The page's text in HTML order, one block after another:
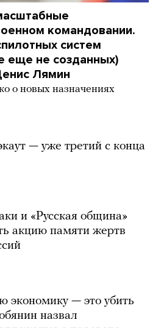
командовании.
систем
еще не созданных)
Лямин
о новых назначениях
— уже третий с конца
и «Русская община»
акцию памяти жертв
экономику — это убить
назвал